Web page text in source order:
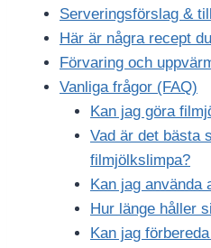
Serveringsförslag &
Här är några recept
Förvaring och
Vanliga frågor (FAQ)
Kan jag göra
Vad är det bästa
filmjölkslimpa?
Kan jag använda
Hur länge håller
Kan jag